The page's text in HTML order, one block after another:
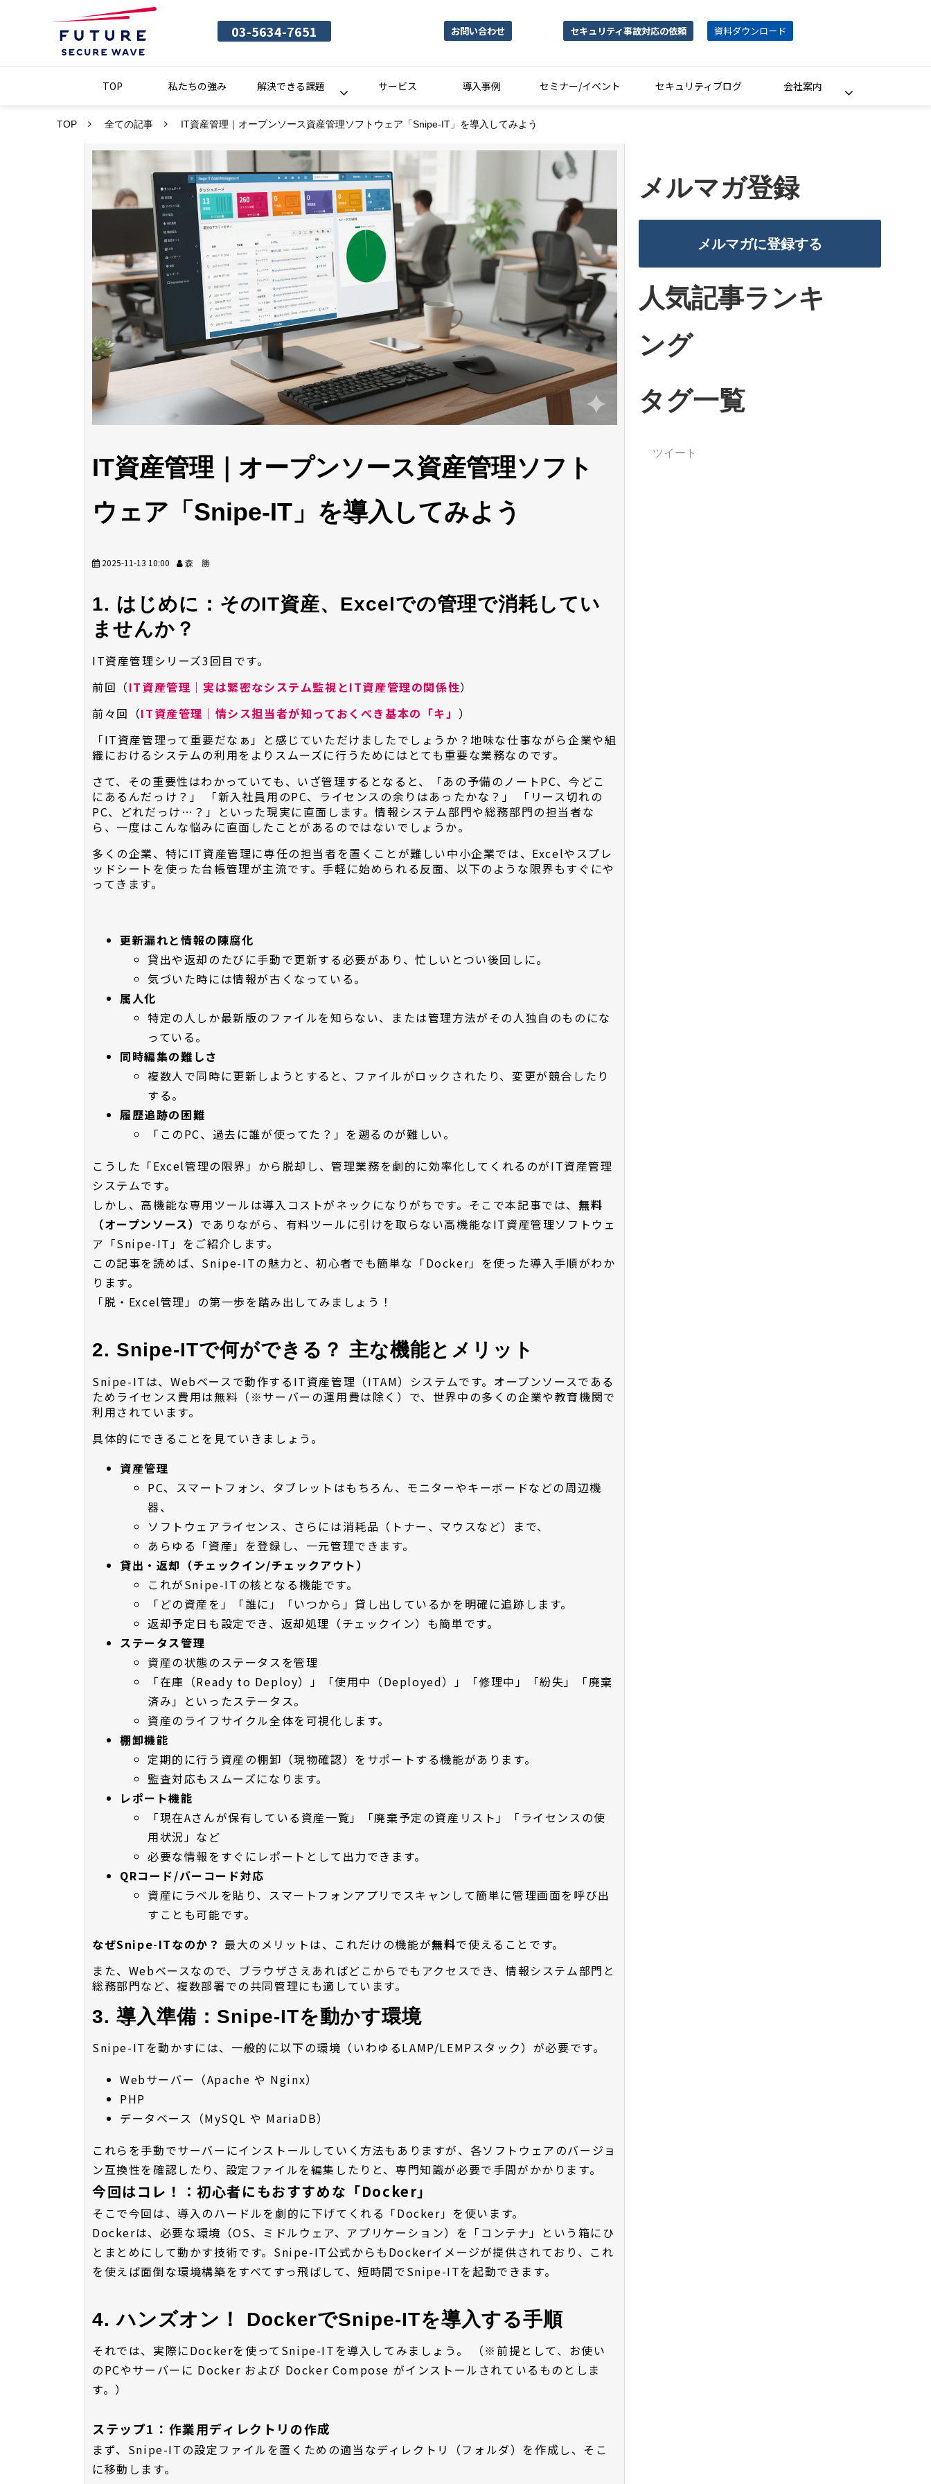
03-5634-7651 お問い合わせ セキュリティ事故対応の依頼 資料ダウンロード
TOP 私たちの強み 解決できる課題 サービス 導入事例 セミナー/イベント セキュリティブログ 会社案内
TOP 全ての記事 IT資産管理｜オープンソース資産管理ソフトウェア「Snipe-IT」を導入してみよう
IT資産管理｜オープンソース資産管理ソフト
ウェア「Snipe-IT」を導入してみよう
2025-11-13 10:00 森 勝
1. はじめに：そのIT資産、Excelでの管理で消耗してい
ませんか？
IT資産管理シリーズ3回目です。
前回（IT資産管理｜実は緊密なシステム監視とIT資産管理の関係性）
前々回（IT資産管理｜情シス担当者が知っておくべき基本の「キ」 ）
「IT資産管理って重要だなぁ」と感じていただけましたでしょうか？地味な仕事ながら企業や組
織におけるシステムの利用をよりスムーズに行うためにはとても重要な業務なのです。
さて、その重要性はわかっていても、いざ管理するとなると、「あの予備のノートPC、今どこ
にあるんだっけ？」 「新入社員用のPC、ライセンスの余りはあったかな？」 「リース切れの
PC、どれだっけ…？」といった現実に直面します。情報システム部門や総務部門の担当者な
ら、一度はこんな悩みに直面したことがあるのではないでしょうか。
多くの企業、特にIT資産管理に専任の担当者を置くことが難しい中小企業では、Excelやスプレ
ッドシートを使った台帳管理が主流です。手軽に始められる反面、以下のような限界もすぐにや
ってきます。
更新漏れと情報の陳腐化
貸出や返却のたびに手動で更新する必要があり、忙しいとつい後回しに。
気づいた時には情報が古くなっている。
属人化
特定の人しか最新版のファイルを知らない、または管理方法がその人独自のものにな
っている。
同時編集の難しさ
複数人で同時に更新しようとすると、ファイルがロックされたり、変更が競合したり
する。
履歴追跡の困難
「このPC、過去に誰が使ってた？」を遡るのが難しい。
こうした「Excel管理の限界」から脱却し、管理業務を劇的に効率化してくれるのがIT資産管理
システムです。
しかし、高機能な専用ツールは導入コストがネックになりがちです。そこで本記事では、 無料
（オープンソース） でありながら、有料ツールに引けを取らない高機能なIT資産管理ソフトウェ
ア「Snipe-IT」をご紹介します。
この記事を読めば、Snipe-ITの魅力と、初心者でも簡単な「Docker」を使った導入手順がわか
ります。
「脱・Excel管理」の第一歩を踏み出してみましょう！
2. Snipe-ITで何ができる？ 主な機能とメリット
Snipe-ITは、Webベースで動作するIT資産管理（ITAM）システムです。オープンソースである
ためライセンス費用は無料（※サーバーの運用費は除く）で、世界中の多くの企業や教育機関で
利用されています。
具体的にできることを見ていきましょう。
資産管理
PC、スマートフォン、タブレットはもちろん、モニターやキーボードなどの周辺機
器、
ソフトウェアライセンス、さらには消耗品（トナー、マウスなど）まで、
あらゆる「資産」を登録し、一元管理できます。
貸出・返却（チェックイン/チェックアウト）
これがSnipe-ITの核となる機能です。
「どの資産を」「誰に」「いつから」貸し出しているかを明確に追跡します。
返却予定日も設定でき、返却処理（チェックイン）も簡単です。
ステータス管理
資産の状態のステータスを管理
「在庫（Ready to Deploy）」「使用中（Deployed）」「修理中」「紛失」「廃棄
済み」といったステータス。
資産のライフサイクル全体を可視化します。
棚卸機能
定期的に行う資産の棚卸（現物確認）をサポートする機能があります。
監査対応もスムーズになります。
レポート機能
「現在Aさんが保有している資産一覧」「廃棄予定の資産リスト」「ライセンスの使
用状況」など
必要な情報をすぐにレポートとして出力できます。
QRコード/バーコード対応
資産にラベルを貼り、スマートフォンアプリでスキャンして簡単に管理画面を呼び出
すことも可能です。
なぜSnipe-ITなのか？ 最大のメリットは、これだけの機能が無料で使えることです。
また、Webベースなので、ブラウザさえあればどこからでもアクセスでき、情報システム部門と
総務部門など、複数部署での共同管理にも適しています。
3. 導入準備：Snipe-ITを動かす環境
Snipe-ITを動かすには、一般的に以下の環境（いわゆるLAMP/LEMPスタック）が必要です。
Webサーバー（Apache や Nginx）
PHP
データベース（MySQL や MariaDB）
これらを手動でサーバーにインストールしていく方法もありますが、各ソフトウェアのバージョ
ン互換性を確認したり、設定ファイルを編集したりと、専門知識が必要で手間がかかります。
今回はコレ！：初心者にもおすすめな「Docker」
そこで今回は、導入のハードルを劇的に下げてくれる「Docker」を使います。
Dockerは、必要な環境（OS、ミドルウェア、アプリケーション）を「コンテナ」という箱にひ
とまとめにして動かす技術です。Snipe-IT公式からもDockerイメージが提供されており、これ
を使えば面倒な環境構築をすべてすっ飛ばして、短時間でSnipe-ITを起動できます。
4. ハンズオン！ DockerでSnipe-ITを導入する手順
それでは、実際にDockerを使ってSnipe-ITを導入してみましょう。 （※前提として、お使い
のPCやサーバーに Docker および Docker Compose がインストールされているものとしま
す。）
ステップ1：作業用ディレクトリの作成
まず、Snipe-ITの設定ファイルを置くための適当なディレクトリ（フォルダ）を作成し、そこ
に移動します。
メルマガ登録
メルマガに登録する
人気記事ランキ
ング
タグ一覧
ツイート